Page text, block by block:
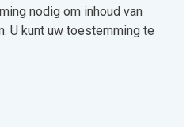
nodig om inhoud van
U kunt uw toestemming te